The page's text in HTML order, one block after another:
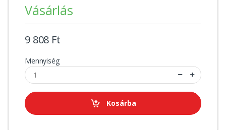
Vásárlás
9 808 Ft
Mennyiség
Kosárba